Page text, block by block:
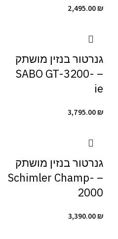
2,495.00₪
גנרטור ‏בנזין מושתק
– SABO GT-3200-
ie
3,795.00₪
גנרטור ‏בנזין מושתק
– Schimler Champ-
2000
3,390.00₪